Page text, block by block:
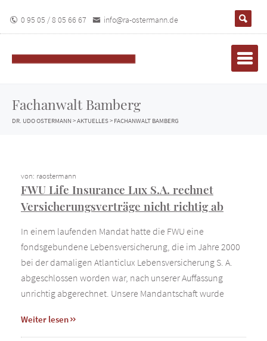
0 95 05 / 8 05 66 67 info@ra-ostermann.de
Fachanwalt Bamberg
DR. UDO OSTERMANN >AKTUELLES> FACHANWALT BAMBERG
von: raostermann
FWU Life Insurance Lux S.A. rechnet
Versicherungsverträge nicht richtig ab
In einem laufenden Mandat hatte die FWU eine
fondsgebundene Lebensversicherung, die im Jahre 2000
bei der damaligen Atlanticlux Lebensversicherung S. A.
abgeschlossen worden war, nach unserer Auffassung
unrichtig abgerechnet. Unsere Mandantschaft wurde
Weiter lesen